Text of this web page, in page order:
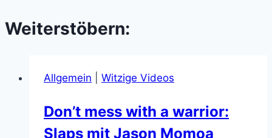
Weiterstöbern:
Allgemein Witzige Videos
Don’t mess with a warrior:
Slaps mit Jason Momoa